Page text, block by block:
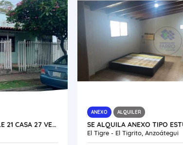
ALQUILA CASA AV. 28 CON CALLE 21 CASA 27 VE50-102SA-YPER
ANEXO ALQUILER
El Tigre - El Tigrito, Anzoátegui